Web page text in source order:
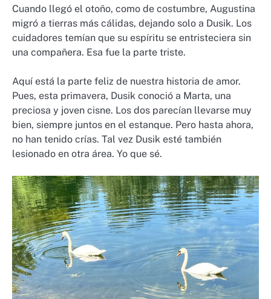
Cuando llegó el otoño, como de costumbre, Augustina
migró a tierras más cálidas, dejando solo a Dusik. Los
cuidadores temían que su espíritu se entristeciera sin
una compañera. Esa fue la parte triste.
Aquí está la parte feliz de nuestra historia de amor.
Pues, esta primavera, Dusik conoció a Marta, una
preciosa y joven cisne. Los dos parecían llevarse muy
bien, siempre juntos en el estanque. Pero hasta ahora,
no han tenido crías. Tal vez Dusik esté también
lesionado en otra área. Yo que sé.